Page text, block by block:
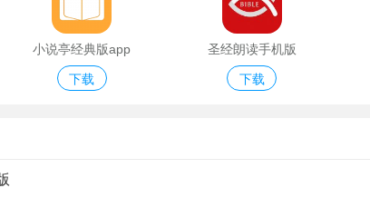
小说亭经典版app
下载
圣经朗读手机版
下载